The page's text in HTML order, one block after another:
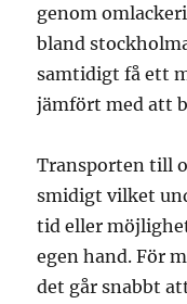
genom
bland
samtidigt få ett
jämfört med att
Transporten till
smidigt vilket
tid eller
egen hand. För
det går snabbt